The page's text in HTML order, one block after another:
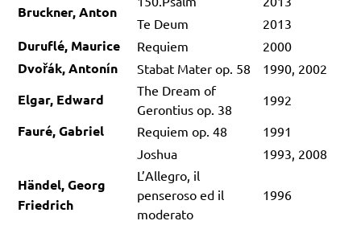
Bruckner, Anton
Te Deum
2013
Duruflé, Maurice Requiem 2000
Dvořák, Antonín Stabat Mater op. 58 1990, 2002
Elgar, Edward
The Dream of
Gerontius op. 38
1992
Fauré, Gabriel Requiem op. 48 1991
Händel, Georg
Friedrich
Joshua
1993, 2008
L’Allegro, il
penseroso ed il
moderato
1996